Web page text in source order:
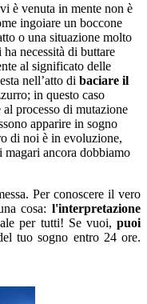
è venuta in mente non è
ingoiare un boccone
o una situazione molto
ha necessità di buttare
al significato delle
nell’atto di baciare il
in questo caso
processo di mutazione
apparire in sogno
di noi è in evoluzione,
magari ancora dobbiamo
Per conoscere il vero
cosa: l'interpretazione
per tutti! Se vuoi, puoi
tuo sogno entro 24 ore.